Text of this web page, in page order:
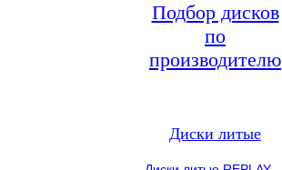
Подбор дисков
по
производителю
Диски литые